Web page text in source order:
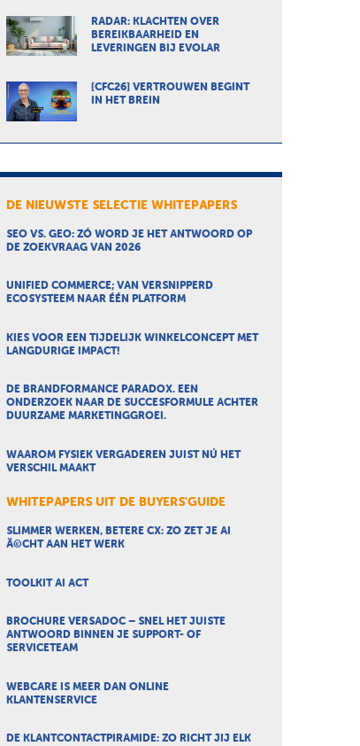
RADAR: KLACHTEN OVER
BEREIKBAARHEID EN
LEVERINGEN BIJ EVOLAR
[CFC26] VERTROUWEN BEGINT
IN HET BREIN
DE NIEUWSTE SELECTIE WHITEPAPERS
SEO VS. GEO: ZÓ WORD JE HET ANTWOORD OP
DE ZOEKVRAAG VAN 2026
UNIFIED COMMERCE; VAN VERSNIPPERD
ECOSYSTEEM NAAR ÉÉN PLATFORM
KIES VOOR EEN TIJDELIJK WINKELCONCEPT MET
LANGDURIGE IMPACT!
DE BRANDFORMANCE PARADOX. EEN
ONDERZOEK NAAR DE SUCCESFORMULE ACHTER
DUURZAME MARKETINGGROEI.
WAAROM FYSIEK VERGADEREN JUIST NÚ HET
VERSCHIL MAAKT
WHITEPAPERS UIT DE BUYERS'GUIDE
SLIMMER WERKEN, BETERE CX: ZO ZET JE AI
Ã©CHT AAN HET WERK
TOOLKIT AI ACT
BROCHURE VERSADOC – SNEL HET JUISTE
ANTWOORD BINNEN JE SUPPORT- OF
SERVICETEAM
WEBCARE IS MEER DAN ONLINE
KLANTENSERVICE
DE KLANTCONTACTPIRAMIDE: ZO RICHT JIJ ELK